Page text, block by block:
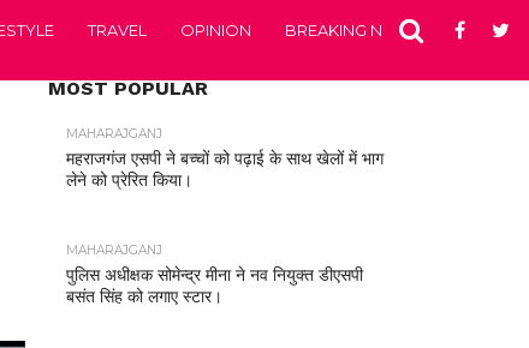
TRAVEL OPINION BREAKING NEWS
MOST POPULAR
MAHARAJGANJ
महराजगंज एसपी ने बच्चों को पढ़ाई के साथ खेलों में भाग
लेने को प्रेरित किया।
MAHARAJGANJ
पुलिस अधीक्षक सोमेन्द्र मीना ने नव नियुक्त डीएसपी
बसंत सिंह को लगाए स्टार।